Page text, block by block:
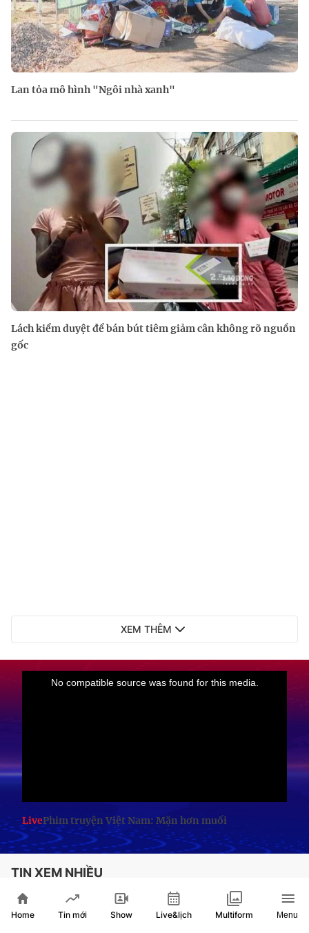
Lan tỏa mô hình "Ngôi nhà xanh"
Lách kiểm duyệt để bán bút tiêm giảm cân không rõ nguồn
gốc
XEM THÊM
LivePhim truyện Việt Nam: Mặn hơn muối
TIN XEM NHIỀU
Phong trào bóng rổ lan tỏa, góp phần phát
triển thể thao TP. Hồ Chí Minh
Home Tin mới Show Live&lịch Multiform Menu